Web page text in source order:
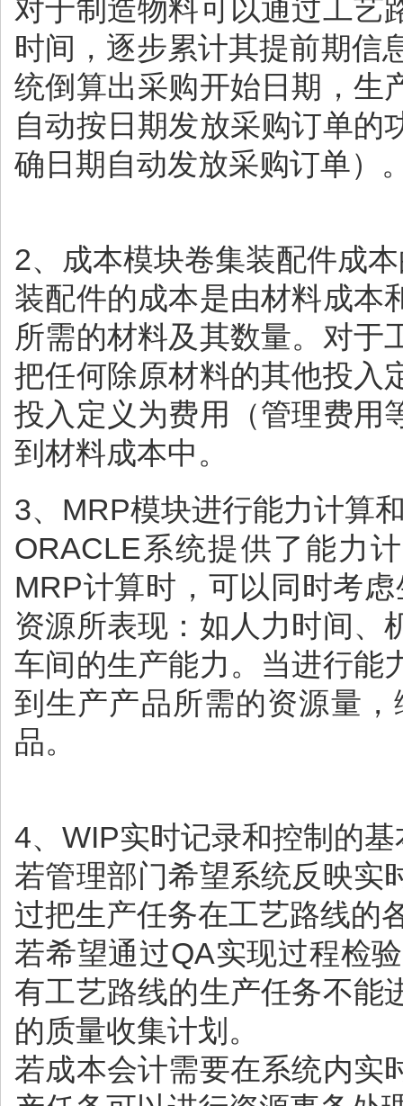
对于制造物料可以通过工艺
时间，逐步累计其提前期信
统倒算出采购开始日期，生
自动按日期发放采购订单的
确日期自动发放采购订单）
2、成本模块卷集装配件成
装配件的成本是由材料成本
所需的材料及其数量。对于
把任何除原材料的其他投入
投入定义为费用（管理费用
到材料成本中。
3、MRP模块进行能力计算
ORACLE系统提供了能力
MRP计算时，可以同时考
资源所表现：如人力时间、
车间的生产能力。当进行能
到生产产品所需的资源量
品。
4、WIP实时记录和控制的
若管理部门希望系统反映实
过把生产任务在工艺路线的
若希望通过QA实现过程检
有工艺路线的生产任务不能
的质量收集计划。
若成本会计需要在系统内实